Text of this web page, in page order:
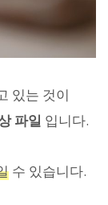
있는 것이
파일 입니다.
수 있습니다.